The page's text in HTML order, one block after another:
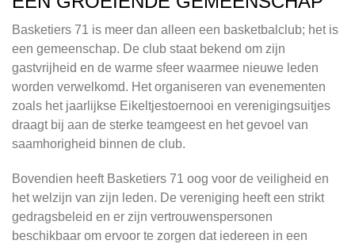
Basketiers 71 is meer dan alleen een basketbalclub; het is
een gemeenschap. De club staat bekend om zijn
gastvrijheid en de warme sfeer waarmee nieuwe leden
worden verwelkomd. Het organiseren van evenementen
zoals het jaarlijkse Eikeltjestoernooi en verenigingsuitjes
draagt bij aan de sterke teamgeest en het gevoel van
saamhorigheid binnen de club.
Bovendien heeft Basketiers 71 oog voor de veiligheid en
het welzijn van zijn leden. De vereniging heeft een strikt
gedragsbeleid en er zijn vertrouwenspersonen
beschikbaar om ervoor te zorgen dat iedereen in een